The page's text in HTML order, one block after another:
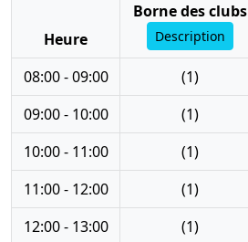
Heure
Borne des clubs
Description
08:00 - 09:00
(1)
09:00 - 10:00
(1)
10:00 - 11:00
(1)
11:00 - 12:00
(1)
12:00 - 13:00
(1)